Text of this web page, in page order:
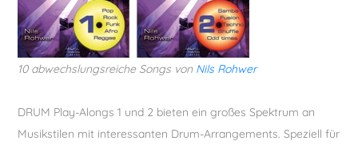
10 abwechslungsreiche Songs von Nils Rohwer
DRUM Play-Alongs 1 und 2 bieten ein großes Spektrum an
Musikstilen mit interessanten Drum-Arrangements. Speziell für